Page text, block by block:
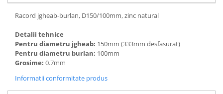
Racord jgheab-burlan, D150/100mm, zinc natural
Detalii tehnice
Pentru diametru jgheab: 150mm (333mm desfasurat)
Pentru diametru burlan: 100mm
Grosime: 0.7mm
Informatii conformitate produs